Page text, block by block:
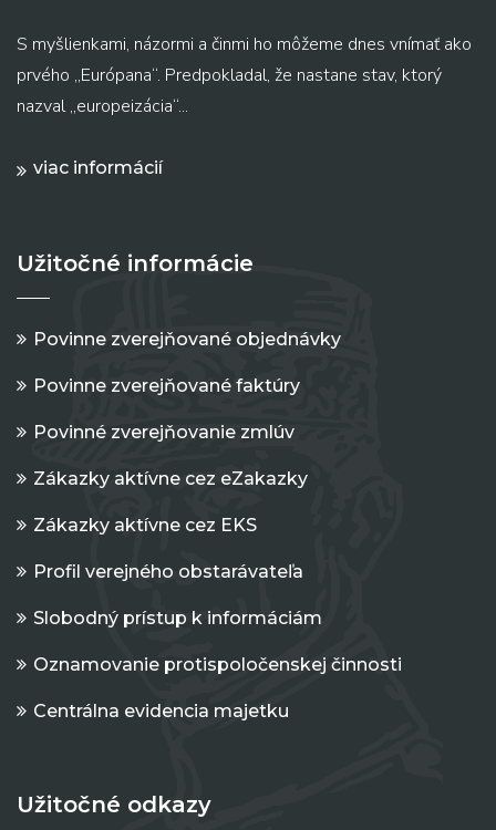
S myšlienkami, názormi a činmi ho môžeme dnes vnímať ako
prvého „Európana“. Predpokladal, že nastane stav, ktorý
nazval „europeizácia“...
viac informácií
Užitočné informácie
Povinne zverejňované objednávky
Povinne zverejňované faktúry
Povinné zverejňovanie zmlúv
Zákazky aktívne cez eZakazky
Zákazky aktívne cez EKS
Profil verejného obstarávateľa
Slobodný prístup k informáciám
Oznamovanie protispoločenskej činnosti
Centrálna evidencia majetku
Užitočné odkazy